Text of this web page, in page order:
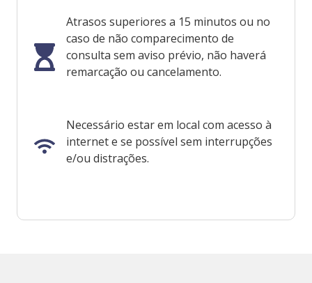
Atrasos superiores a 15 minutos ou no
caso de não comparecimento de
consulta sem aviso prévio, não haverá
remarcação ou cancelamento.
Necessário estar em local com acesso à
internet e se possível sem interrupções
e/ou distrações.